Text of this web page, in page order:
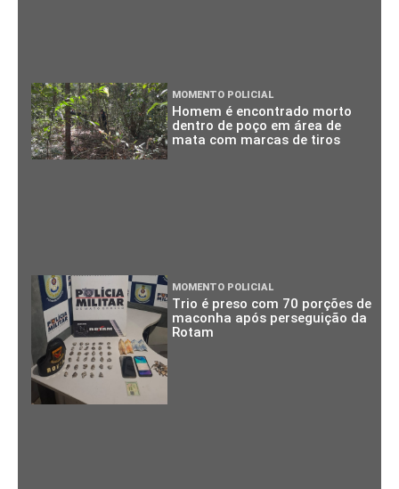
MOMENTO POLICIAL
Homem é encontrado morto
dentro de poço em área de
mata com marcas de tiros
MOMENTO POLICIAL
Trio é preso com 70 porções de
maconha após perseguição da
Rotam